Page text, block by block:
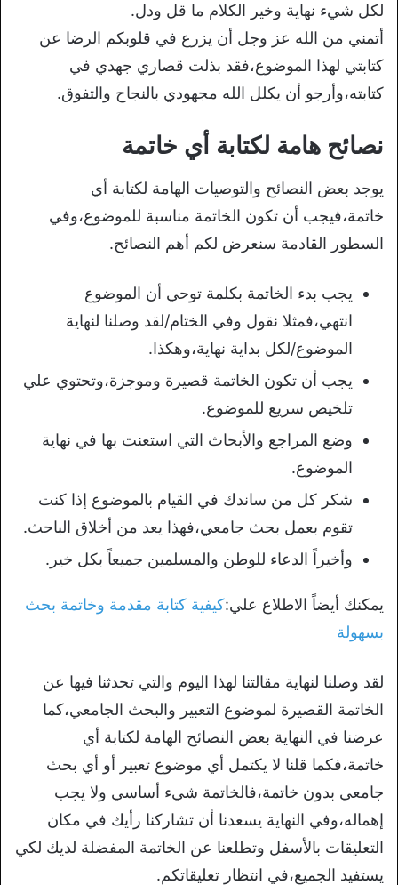
لكل شيء نهاية وخير الكلام ما قل ودل.
أتمني من الله عز وجل أن يزرع في قلوبكم الرضا عن
كتابتي لهذا الموضوع،فقد بذلت قصاري جهدي في
كتابته،وأرجو أن يكلل الله مجهودي بالنجاح والتفوق.
نصائح هامة لكتابة أي خاتمة
يوجد بعض النصائح والتوصيات الهامة لكتابة أي
خاتمة،فيجب أن تكون الخاتمة مناسبة للموضوع،وفي
السطور القادمة سنعرض لكم أهم النصائح.
يجب بدء الخاتمة بكلمة توحي أن الموضوع
انتهي،فمثلا نقول وفي الختام/لقد وصلنا لنهاية
الموضوع/لكل بداية نهاية،وهكذا.
يجب أن تكون الخاتمة قصيرة وموجزة،وتحتوي علي
تلخيص سريع للموضوع.
وضع المراجع والأبحاث التي استعنت بها في نهاية
الموضوع.
شكر كل من ساندك في القيام بالموضوع إذا كنت
تقوم بعمل بحث جامعي،فهذا يعد من أخلاق الباحث.
وأخيراً الدعاء للوطن والمسلمين جميعاً بكل خير.
يمكنك أيضاً الاطلاع علي:كيفية كتابة مقدمة وخاتمة بحث
بسهولة
لقد وصلنا لنهاية مقالتنا لهذا اليوم والتي تحدثنا فيها عن
الخاتمة القصيرة لموضوع التعبير والبحث الجامعي،كما
عرضنا في النهاية بعض النصائح الهامة لكتابة أي
خاتمة،فكما قلنا لا يكتمل أي موضوع تعبير أو أي بحث
جامعي بدون خاتمة،فالخاتمة شيء أساسي ولا يجب
إهماله،وفي النهاية يسعدنا أن تشاركنا رأيك في مكان
التعليقات بالأسفل وتطلعنا عن الخاتمة المفضلة لديك لكي
يستفيد الجميع،في انتظار تعليقاتكم.